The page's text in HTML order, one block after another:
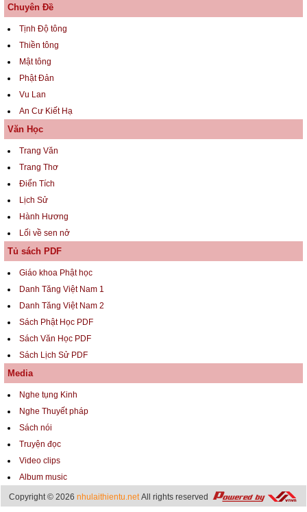
Chuyên Đề
Tịnh Độ tông
Thiền tông
Mật tông
Phật Đản
Vu Lan
An Cư Kiết Hạ
Văn Học
Trang Văn
Trang Thơ
Điển Tích
Lịch Sử
Hành Hương
Lối về sen nở
Tủ sách PDF
Giáo khoa Phật học
Danh Tăng Việt Nam 1
Danh Tăng Việt Nam 2
Sách Phật Học PDF
Sách Văn Học PDF
Sách Lịch Sử PDF
Media
Nghe tụng Kinh
Nghe Thuyết pháp
Sách nói
Truyện đọc
Video clips
Album music
Copyright © 2026 nhulaithientu.net All rights reserved